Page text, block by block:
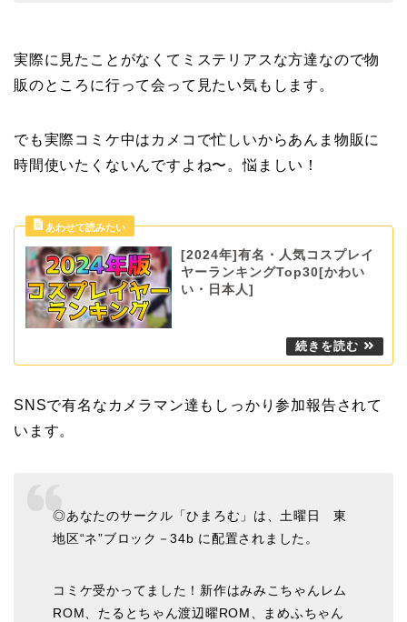
実際に見たことがなくてミステリアスな方達なので物
販のところに行って会って見たい気もします。
でも実際コミケ中はカメコで忙しいからあんま物販に
時間使いたくないんですよね〜。悩ましい！
[2024年]有名・人気コスプレイ
ヤーランキングTop30[かわい
い・日本人]
SNSで有名なカメラマン達もしっかり参加報告されて
います。
◎あなたのサークル「ひまろむ」は、土曜日 東
地区“ネ”ブロック－34b に配置されました。
コミケ受かってました！新作はみみこちゃんレム
ROM、たるとちゃん渡辺曜ROM、まめふちゃん